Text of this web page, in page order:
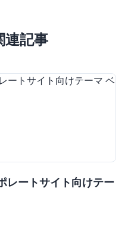
連記事
レートサイト向けテー